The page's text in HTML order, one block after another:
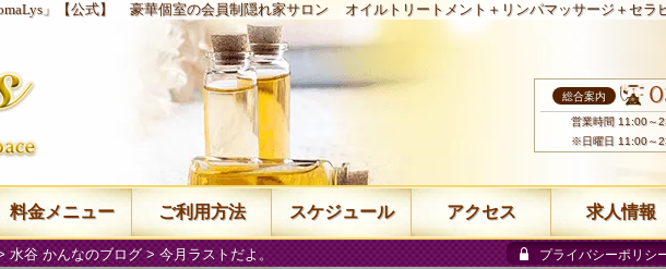
」【公式】 豪華個室の会員制隠れ家サロン オイルトリートメント＋リンパマッサージ＋セラ
水谷 かんなのブログ> 今月ラストだよ。 プライバシーポリシ
総合案内
営業時間 11:00～
※日曜日 11:00～
料金メニュー ご利用方法 スケジュール アクセス 求人情報